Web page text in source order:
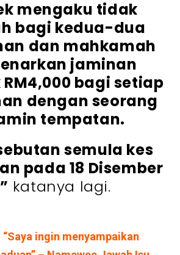
mengaku tidak
bagi kedua-dua
dan mahkamah
jaminan
bagi setiap
dengan seorang
tempatan.
semula kes
pada 18 Disember
katanya lagi.
“Saya ingin menyampaikan